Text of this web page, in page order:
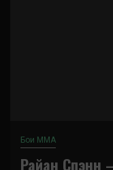
Бои ММА
Райан Спэнн